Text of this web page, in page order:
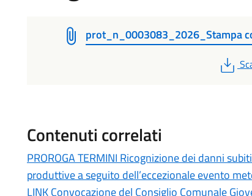
prot_n_0003083_2026_Stampa
Contenuti correlati
PROROGA TERMINI Ricognizione dei danni
produttive a seguito dell’eccezionale evento
LINK Convocazione del Consiglio Comunale